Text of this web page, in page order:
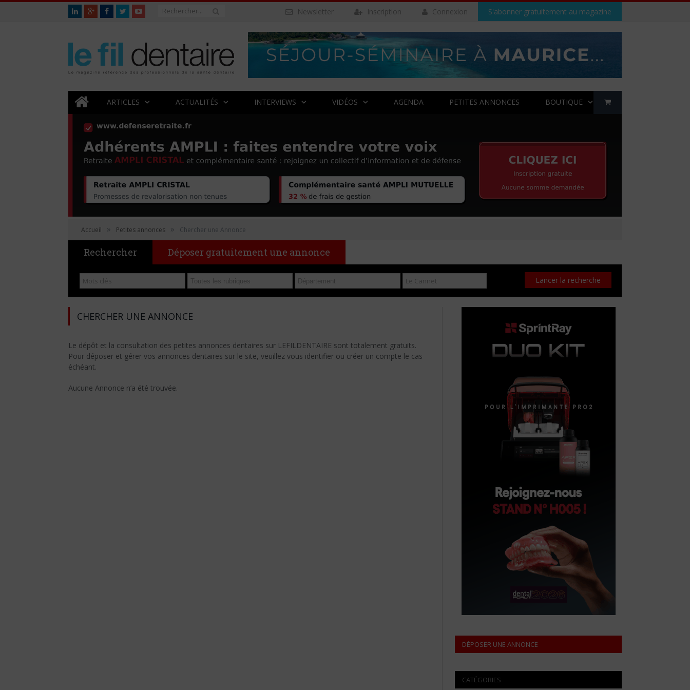
S'abonner gratuitement au magazine
Connexion
Inscription
Newsletter
ARTICLES ACTUALITÉS INTERVIEWS VIDÉOS AGENDA PETITES ANNONCES BOUTIQUE
Accueil » Petites annonces » Chercher une Annonce
Rechercher Déposer gratuitement une annonce
CHERCHER UNE ANNONCE
Le dépôt et la consultation des petites annonces dentaires sur LEFILDENTAIRE sont totalement gratuits.
Pour déposer et gérer vos annonces dentaires sur le site, veuillez vous identifier ou créer un compte le cas
échéant.
Aucune Annonce n’a été trouvée.
DÉPOSER UNE ANNONCE
CATÉGORIES